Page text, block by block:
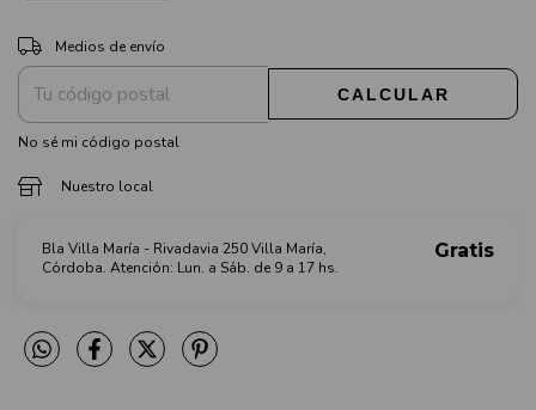
Entregas para el CP:
Medios de envío
CALCULAR
No sé mi código postal
Nuestro local
Bla Villa María - Rivadavia 250 Villa María,
Córdoba. Atención: Lun. a Sáb. de 9 a 17 hs.
Gratis